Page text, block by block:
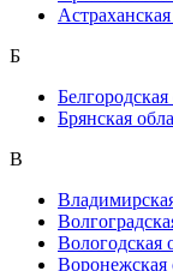
Б
Белгородская
Брянская
В
Вологодская
Воронежская